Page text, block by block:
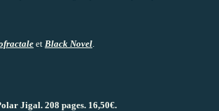
et Black Novel
Jigal. 208 pages. 16,50€.